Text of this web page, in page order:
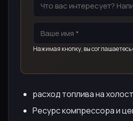
Нажимая кнопку, вы соглашаетесь
расход топлива на
Ресурс компрессора и